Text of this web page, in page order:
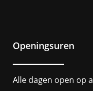
Openingsuren
Alle dagen open op